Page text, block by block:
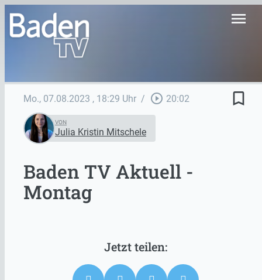
menu
Mo., 07.08.2023 , 18:29 Uhr / play_circle_outline 20:02 bookmark_border
VON
Julia Kristin Mitschele
Baden TV Aktuell -
Montag